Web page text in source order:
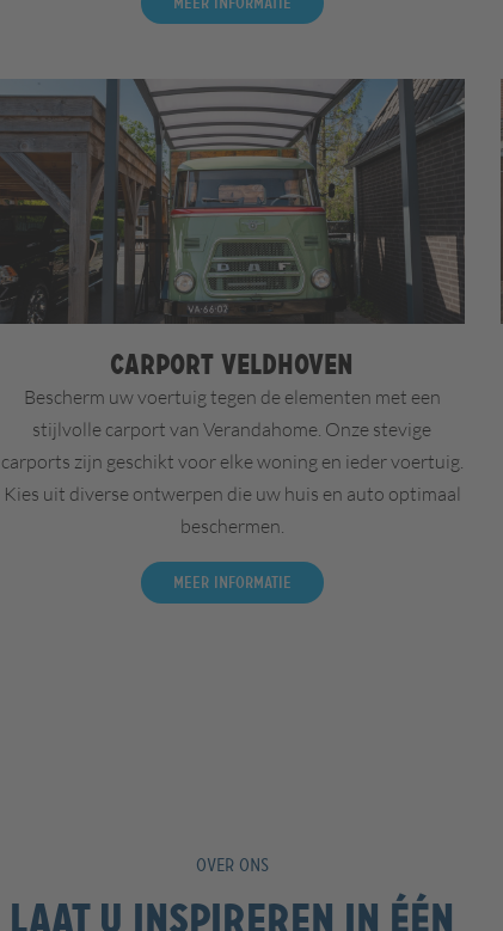
Carport Veldhoven
Bescherm uw voertuig tegen de elementen met een
stijlvolle carport van Verandahome. Onze stevige
carports zijn geschikt voor elke woning en ieder voertuig.
Kies uit diverse ontwerpen die uw huis en auto optimaal
beschermen.
Meer informatie
OVER ONS
Laat u inspireren in één